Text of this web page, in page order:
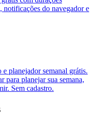
notificações do navegador e
planejador semanal grátis.
para planejar sua semana,
Sem cadastro.